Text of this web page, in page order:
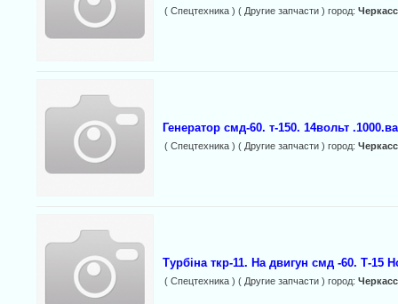
( Спецтехника ) ( Другие запчасти ) город:
Генератор смд-60. т-150. 14вольт
( Спецтехника ) ( Другие запчасти ) город:
Турбіна ткр-11. На двигун смд -60. Т-15
( Спецтехника ) ( Другие запчасти ) город: